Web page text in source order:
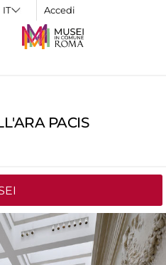
Accedi
PACIS